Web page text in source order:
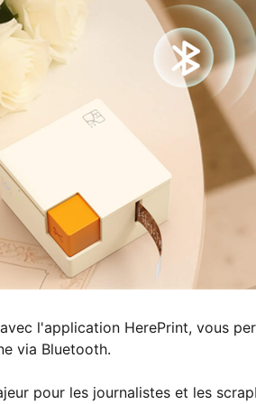
l'application HerePrint, vous
via Bluetooth.
pour les journalistes et les